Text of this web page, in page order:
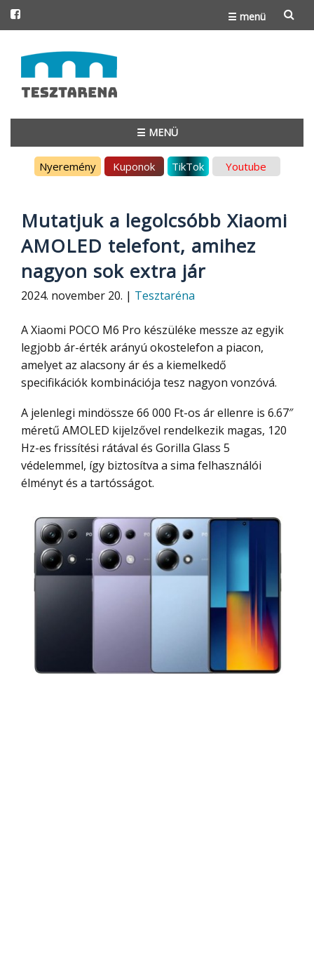
☰ menü
to
content
☰ MENÜ
Nyeremény Kuponok TikTok Youtube
Mutatjuk a legolcsóbb Xiaomi
AMOLED telefont, amihez
nagyon sok extra jár
2024. november 20. | Tesztaréna
A Xiaomi POCO M6 Pro készüléke messze az egyik
legjobb ár-érték arányú okostelefon a piacon,
amelyet az alacsony ár és a kiemelkedő
specifikációk kombinációja tesz nagyon vonzóvá.
A jelenlegi mindössze 66 000 Ft-os ár ellenre is 6.67″
méretű AMOLED kijelzővel rendelkezik magas, 120
Hz-es frissítési rátával és Gorilla Glass 5
védelemmel, így biztosítva a sima felhasználói
élményt és a tartósságot.